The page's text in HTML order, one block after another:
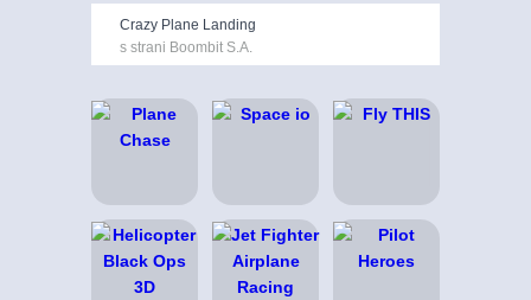
Crazy Plane Landing
s strani Boombit S.A.